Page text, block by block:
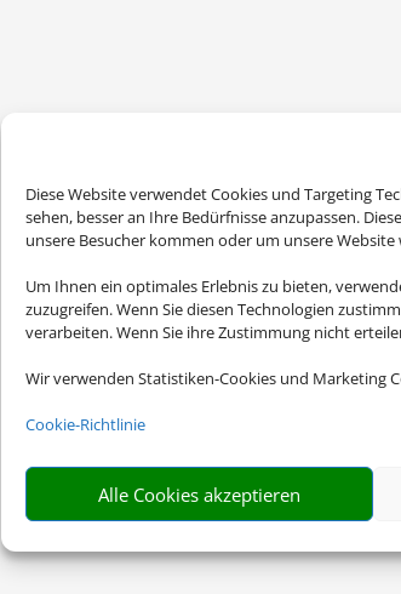
Diese Website verwendet Cookies und Targeting
sehen, besser an Ihre Bedürfnisse anzupassen.
unsere Besucher kommen oder um unsere
Um Ihnen ein optimales Erlebnis zu bieten,
zuzugreifen. Wenn Sie diesen Technologien
verarbeiten. Wenn Sie ihre Zustimmung nicht
Wir verwenden Statistiken-Cookies und Marketing
Cookie-Richtlinie
Alle Cookies akzeptieren